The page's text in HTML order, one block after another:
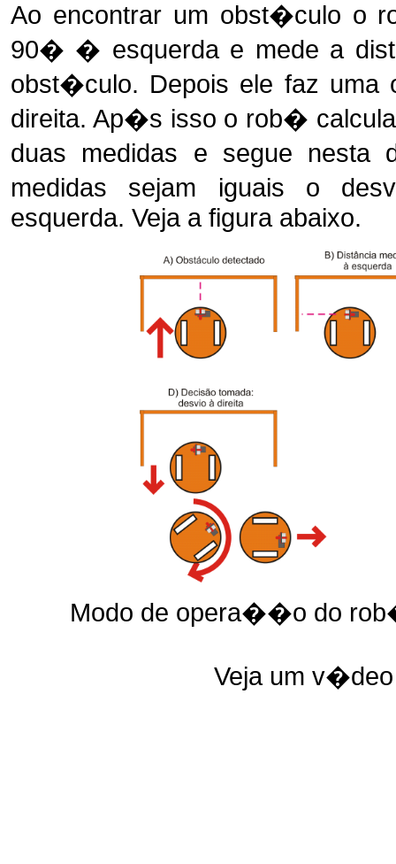
Ao encontrar um obst�culo o
90� � esquerda e mede a
obst�culo. Depois ele faz
direita. Ap�s isso o rob�
duas medidas e segue
medidas sejam iguais o
esquerda. Veja a figura abaixo.
Modo de opera��o do
Veja um